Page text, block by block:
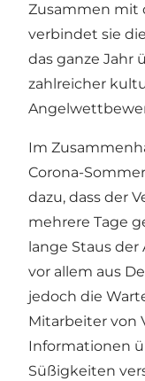
Zusammen mit
verbindet sie
das ganze Jahr
zahlreicher
Im
Corona-
dazu, dass der
mehrere Tage
lange Staus
vor allem aus
jedoch die
Mitarbeiter von
Informationen
Süßigkeiten